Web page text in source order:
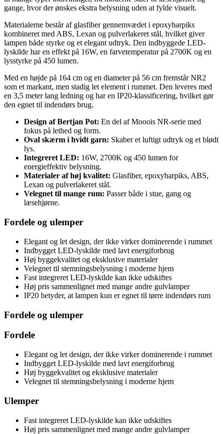
gange, hvor der ønskes ekstra belysning uden at fylde visuelt.
Materialerne består af glasfiber gennemvædet i epoxyharpiks
kombineret med ABS, Lexan og pulverlakeret stål, hvilket giver
lampen både styrke og et elegant udtryk. Den indbyggede LED-
lyskilde har en effekt på 16W, en farvetemperatur på 2700K og en
lysstyrke på 450 lumen.
Med en højde på 164 cm og en diameter på 56 cm fremstår NR2
som et markant, men stadig let element i rummet. Den leveres med
en 3,5 meter lang ledning og har en IP20-klassificering, hvilket gør
den egnet til indendørs brug.
Design af Bertjan Pot: En del af Mooois NR-serie med
fokus på lethed og form.
Oval skærm i hvidt garn: Skaber et luftigt udtryk og et blødt
lys.
Integreret LED: 16W, 2700K og 450 lumen for
energieffektiv belysning.
Materialer af høj kvalitet: Glasfiber, epoxyharpiks, ABS,
Lexan og pulverlakeret stål.
Velegnet til mange rum: Passer både i stue, gang og
læsehjørne.
Fordele og ulemper
Elegant og let design, der ikke virker dominerende i rummet
Indbygget LED-lyskilde med lavt energiforbrug
Høj byggekvalitet og eksklusive materialer
Velegnet til stemningsbelysning i moderne hjem
Fast integreret LED-lyskilde kan ikke udskiftes
Høj pris sammenlignet med mange andre gulvlamper
IP20 betyder, at lampen kun er egnet til tørre indendørs rum
Fordele og ulemper
Fordele
Elegant og let design, der ikke virker dominerende i rummet
Indbygget LED-lyskilde med lavt energiforbrug
Høj byggekvalitet og eksklusive materialer
Velegnet til stemningsbelysning i moderne hjem
Ulemper
Fast integreret LED-lyskilde kan ikke udskiftes
Høj pris sammenlignet med mange andre gulvlamper